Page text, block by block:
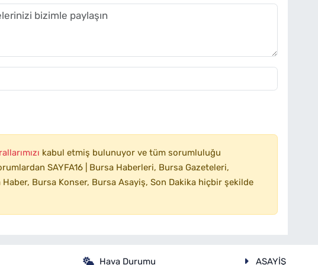
kabul etmiş bulunuyor ve tüm sorumluluğu
SAYFA16 | Bursa Haberleri, Bursa Gazeteleri,
Bursa Konser, Bursa Asayiş, Son Dakika hiçbir şekilde
Hava Durumu ASAYİŞ